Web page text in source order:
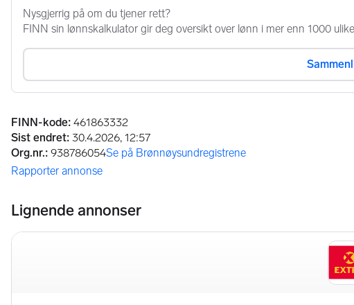
Annonseinformasjon
FINN-kode: 461863332
Sist endret: 30.4.2026, 12:57
Org.nr.: 938786054Se på Brønnøysundregistrene
(åpnes i ny fane)
Rapporter annonse